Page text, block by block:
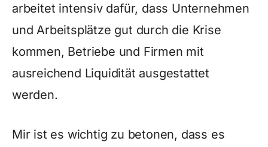
arbeitet intensiv dafür, dass Unternehmen
und Arbeitsplätze gut durch die Krise
kommen, Betriebe und Firmen mit
ausreichend Liquidität ausgestattet
werden.
Mir ist es wichtig zu betonen, dass es